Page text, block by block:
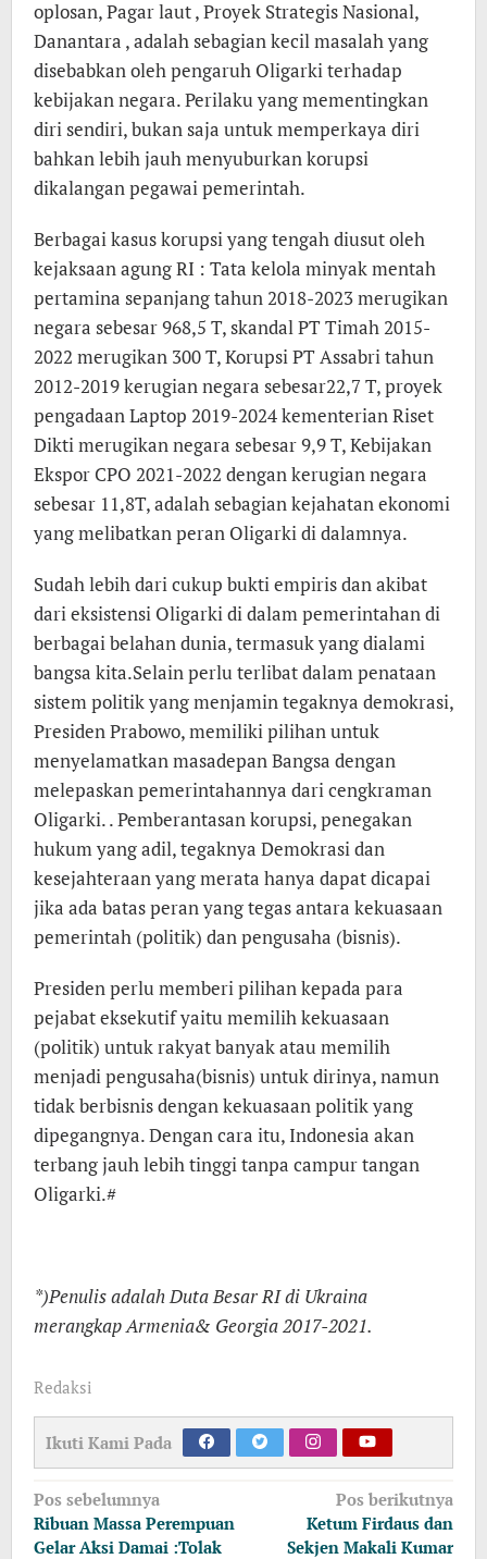
oplosan, Pagar laut , Proyek Strategis Nasional,
Danantara , adalah sebagian kecil masalah yang
disebabkan oleh pengaruh Oligarki terhadap
kebijakan negara. Perilaku yang mementingkan
diri sendiri, bukan saja untuk memperkaya diri
bahkan lebih jauh menyuburkan korupsi
dikalangan pegawai pemerintah.
Berbagai kasus korupsi yang tengah diusut oleh
kejaksaan agung RI : Tata kelola minyak mentah
pertamina sepanjang tahun 2018-2023 merugikan
negara sebesar 968,5 T, skandal PT Timah 2015-
2022 merugikan 300 T, Korupsi PT Assabri tahun
2012-2019 kerugian negara sebesar22,7 T, proyek
pengadaan Laptop 2019-2024 kementerian Riset
Dikti merugikan negara sebesar 9,9 T, Kebijakan
Ekspor CPO 2021-2022 dengan kerugian negara
sebesar 11,8T, adalah sebagian kejahatan ekonomi
yang melibatkan peran Oligarki di dalamnya.
Sudah lebih dari cukup bukti empiris dan akibat
dari eksistensi Oligarki di dalam pemerintahan di
berbagai belahan dunia, termasuk yang dialami
bangsa kita.Selain perlu terlibat dalam penataan
sistem politik yang menjamin tegaknya demokrasi,
Presiden Prabowo, memiliki pilihan untuk
menyelamatkan masadepan Bangsa dengan
melepaskan pemerintahannya dari cengkraman
Oligarki. . Pemberantasan korupsi, penegakan
hukum yang adil, tegaknya Demokrasi dan
kesejahteraan yang merata hanya dapat dicapai
jika ada batas peran yang tegas antara kekuasaan
pemerintah (politik) dan pengusaha (bisnis).
Presiden perlu memberi pilihan kepada para
pejabat eksekutif yaitu memilih kekuasaan
(politik) untuk rakyat banyak atau memilih
menjadi pengusaha(bisnis) untuk dirinya, namun
tidak berbisnis dengan kekuasaan politik yang
dipegangnya. Dengan cara itu, Indonesia akan
terbang jauh lebih tinggi tanpa campur tangan
Oligarki.#
*)Penulis adalah Duta Besar RI di Ukraina
merangkap Armenia& Georgia 2017-2021.
Redaksi
Ikuti Kami Pada
Navigasi
pos
Pos sebelumnya
Ribuan Massa Perempuan
Gelar Aksi Damai :Tolak
Pos berikutnya
Ketum Firdaus dan
Sekjen Makali Kumar